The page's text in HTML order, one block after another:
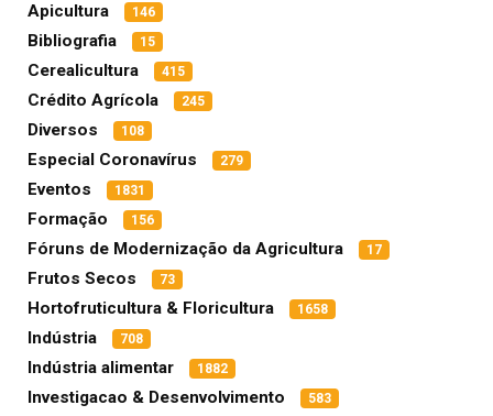
Apicultura 146
Bibliografia 15
Cerealicultura 415
Crédito Agrícola 245
Diversos 108
Especial Coronavírus 279
Eventos 1831
Formação 156
Fóruns de Modernização da Agricultura 17
Frutos Secos 73
Hortofruticultura & Floricultura 1658
Indústria 708
Indústria alimentar 1882
Investigacao & Desenvolvimento 583